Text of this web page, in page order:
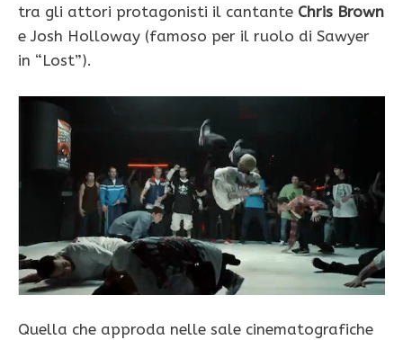
tra gli attori protagonisti il cantante Chris Brown
e Josh Holloway (famoso per il ruolo di Sawyer
in “Lost”).
Quella che approda nelle sale cinematografiche